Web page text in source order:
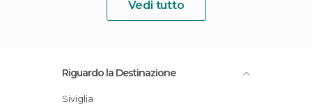
Vedi tutto
Riguardo la Destinazione
Siviglia